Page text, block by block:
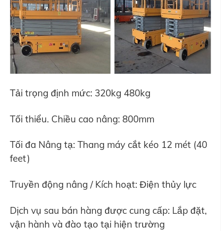
Tải trọng định mức: 320kg 480kg
Tối thiểu. Chiều cao nâng: 800mm
Tối đa Nâng tạ: Thang máy cắt kéo 12 mét (40
feet)
Truyền động nâng / Kích hoạt: Điện thủy lực
Dịch vụ sau bán hàng được cung cấp: Lắp đặt,
vận hành và đào tạo tại hiện trường